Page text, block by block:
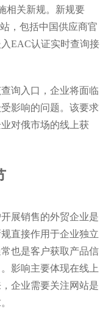
相关新规。新规要
，包括中国供应商官
EAC认证实时查询接
询入口，企业将面临
影响的问题。该要求
对俄市场的线上获
展销售的外贸企业是
直接作用于企业独立
也是客户获取产品信
影响主要体现在线上
企业需要关注网站是